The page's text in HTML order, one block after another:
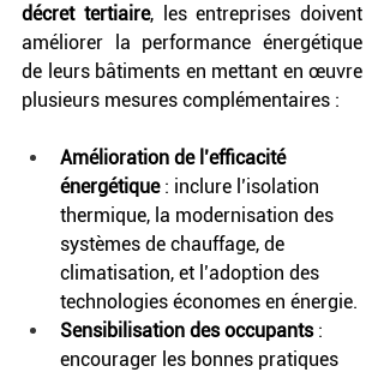
décret tertiaire, les entreprises doivent
améliorer la performance énergétique
de leurs bâtiments en mettant en œuvre
plusieurs mesures complémentaires :
Amélioration de l’efficacité
énergétique : inclure l’isolation
thermique, la modernisation des
systèmes de chauffage, de
climatisation, et l’adoption des
technologies économes en énergie.
Sensibilisation des occupants :
encourager les bonnes pratiques